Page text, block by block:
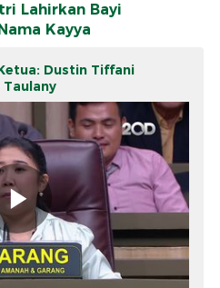
Lahirkan Bayi
Kayya
Dustin Tiffani